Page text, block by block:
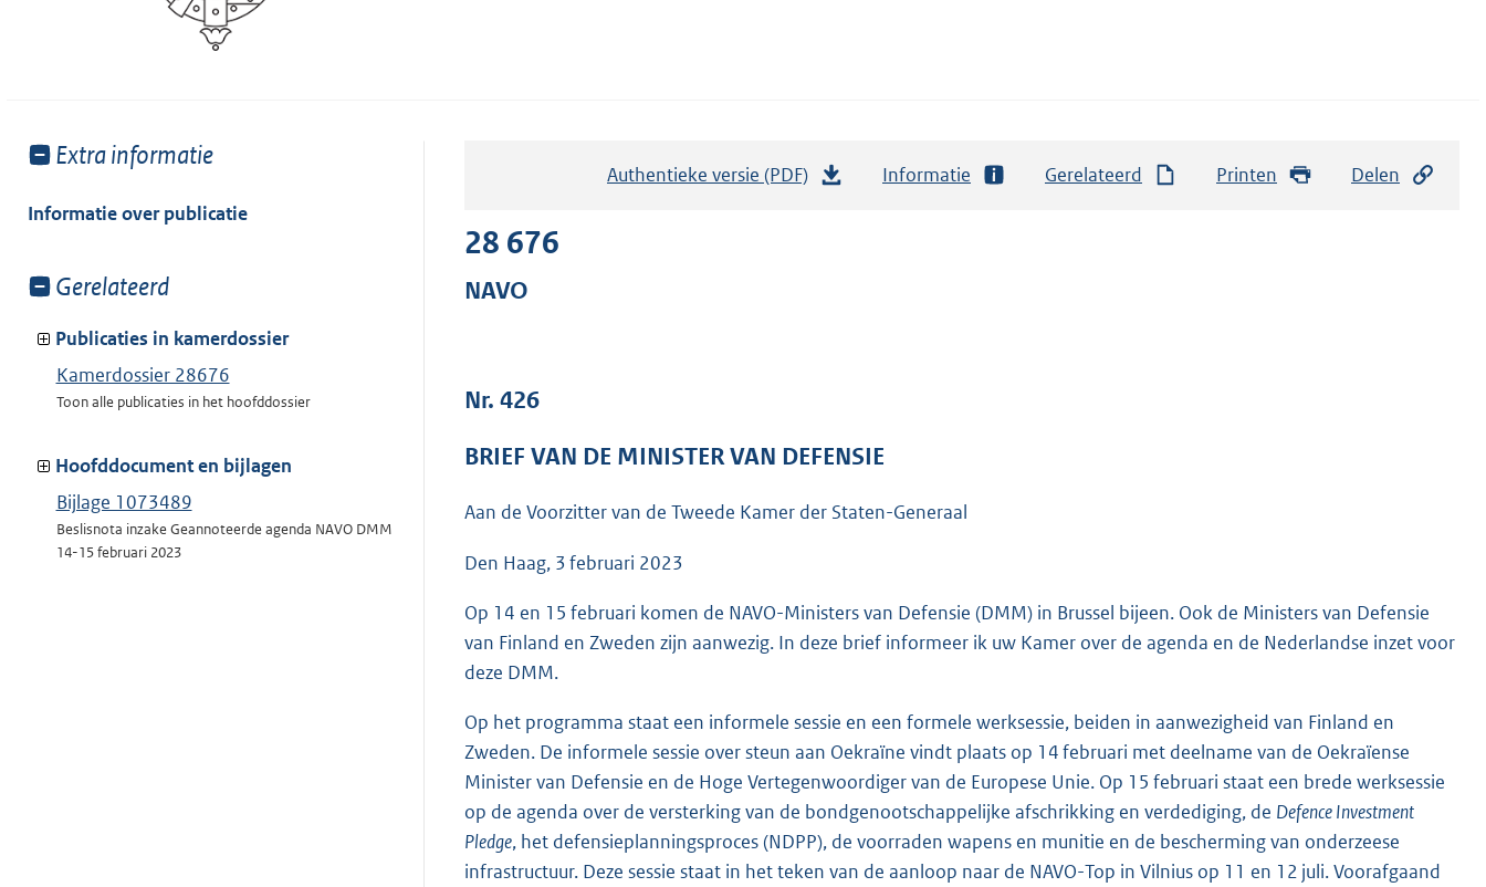
Toon
van:
Extra informatie
Informatie over publicatie
Toon
van:
Gerelateerd
Publicaties in kamerdossier
Kamerdossier 28676
Toon alle publicaties in het hoofddossier
Hoofddocument en bijlagen
Bijlage 1073489
Beslisnota inzake Geannoteerde agenda NAVO DMM
14-15 februari 2023
Authentieke versie (PDF)
r
o
:
5
Informatie Gerelateerd Printen Delen
28 676
NAVO
Nr. 426
BRIEF VAN DE MINISTER VAN DEFENSIE
Aan de Voorzitter van de Tweede Kamer der Staten-Generaal
Den Haag, 3 februari 2023
Op 14 en 15 februari komen de NAVO-Ministers van Defensie (DMM) in Brussel bijeen. Ook de Ministers van Defensie
van Finland en Zweden zijn aanwezig. In deze brief informeer ik uw Kamer over de agenda en de Nederlandse inzet voor
deze DMM.
Op het programma staat een informele sessie en een formele werksessie, beiden in aanwezigheid van Finland en
Zweden. De informele sessie over steun aan Oekraïne vindt plaats op 14 februari met deelname van de Oekraïense
Minister van Defensie en de Hoge Vertegenwoordiger van de Europese Unie. Op 15 februari staat een brede werksessie
op de agenda over de versterking van de bondgenootschappelijke afschrikking en verdediging, de Defence Investment
Pledge, het defensieplanningsproces (NDPP), de voorraden wapens en munitie en de bescherming van onderzeese
infrastructuur. Deze sessie staat in het teken van de aanloop naar de NAVO-Top in Vilnius op 11 en 12 juli. Voorafgaand